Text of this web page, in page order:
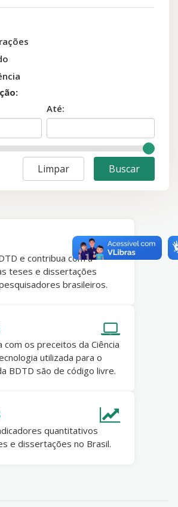
Até:
e contribua com a
teses e dissertações
brasileiros.
com os preceitos da Ciência
utilizada para o
BDTD são de código livre.
quantitativos
e dissertações no Brasil.